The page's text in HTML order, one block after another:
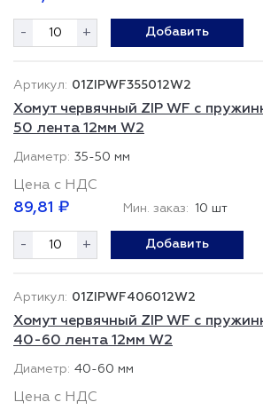
- + Добавить
01ZIPWF355012W2
Хомут червячный ZIP WF с
50 лента 12мм W2
35-50 мм
Цена с НДС
89,81 ₽ Мин. заказ: 10 шт
- + Добавить
01ZIPWF406012W2
Хомут червячный ZIP WF с
40-60 лента 12мм W2
40-60 мм
Цена с НДС